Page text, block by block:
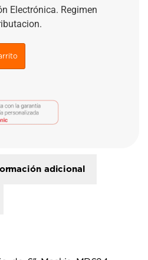
Electrónica. Regimen
adicional